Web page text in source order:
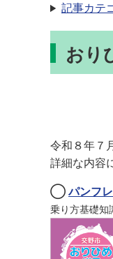
記事カテ
おり
令和８年７
詳細な内容
◯パンフ
乗り方基礎知